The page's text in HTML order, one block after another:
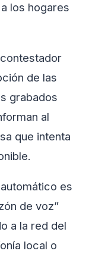
los hogares
de las
grabados
al
que intenta
es
de voz”
a la red del
local o